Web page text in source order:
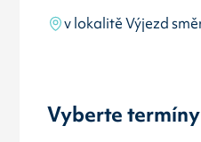
v lokalitě Výjezd
Vyberte